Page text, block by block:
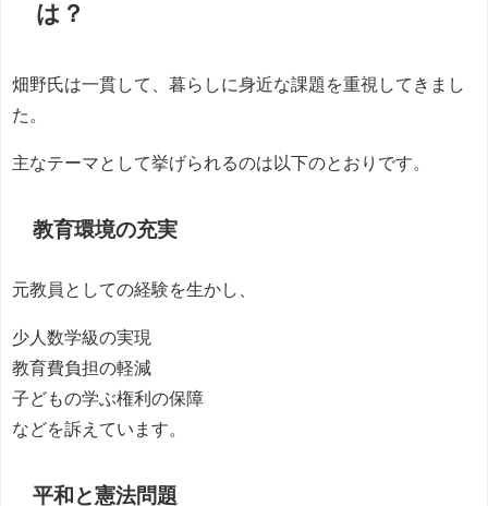
は？
畑野氏は一貫して、暮らしに身近な課題を重視してきまし
た。
主なテーマとして挙げられるのは以下のとおりです。
教育環境の充実
元教員としての経験を生かし、
少人数学級の実現
教育費負担の軽減
子どもの学ぶ権利の保障
などを訴えています。
平和と憲法問題